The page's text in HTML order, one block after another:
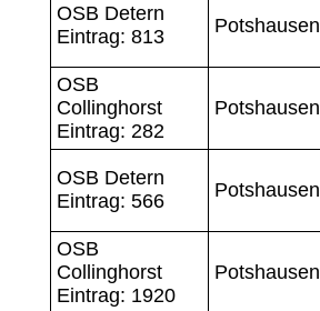
OSB Detern
Eintrag: 813
Potshausen
OSB
Collinghorst
Eintrag: 282
Potshausen
OSB Detern
Eintrag: 566
Potshausen
OSB
Collinghorst
Eintrag: 1920
Potshausen